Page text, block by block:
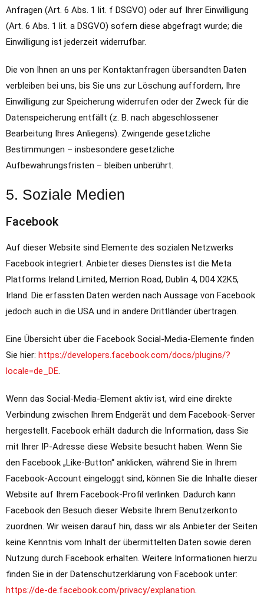
Anfragen (Art. 6 Abs. 1 lit. f DSGVO) oder auf Ihrer Einwilligung
(Art. 6 Abs. 1 lit. a DSGVO) sofern diese abgefragt wurde; die
Einwilligung ist jederzeit widerrufbar.
Die von Ihnen an uns per Kontaktanfragen übersandten Daten
verbleiben bei uns, bis Sie uns zur Löschung auffordern, Ihre
Einwilligung zur Speicherung widerrufen oder der Zweck für die
Datenspeicherung entfällt (z. B. nach abgeschlossener
Bearbeitung Ihres Anliegens). Zwingende gesetzliche
Bestimmungen – insbesondere gesetzliche
Aufbewahrungsfristen – bleiben unberührt.
5. Soziale Medien
Facebook
Auf dieser Website sind Elemente des sozialen Netzwerks
Facebook integriert. Anbieter dieses Dienstes ist die Meta
Platforms Ireland Limited, Merrion Road, Dublin 4, D04 X2K5,
Irland. Die erfassten Daten werden nach Aussage von Facebook
jedoch auch in die USA und in andere Drittländer übertragen.
Eine Übersicht über die Facebook Social-Media-Elemente finden
Sie hier: https://developers.facebook.com/docs/plugins/?
locale=de_DE.
Wenn das Social-Media-Element aktiv ist, wird eine direkte
Verbindung zwischen Ihrem Endgerät und dem Facebook-Server
hergestellt. Facebook erhält dadurch die Information, dass Sie
mit Ihrer IP-Adresse diese Website besucht haben. Wenn Sie
den Facebook „Like-Button“ anklicken, während Sie in Ihrem
Facebook-Account eingeloggt sind, können Sie die Inhalte dieser
Website auf Ihrem Facebook-Profil verlinken. Dadurch kann
Facebook den Besuch dieser Website Ihrem Benutzerkonto
zuordnen. Wir weisen darauf hin, dass wir als Anbieter der Seiten
keine Kenntnis vom Inhalt der übermittelten Daten sowie deren
Nutzung durch Facebook erhalten. Weitere Informationen hierzu
finden Sie in der Datenschutzerklärung von Facebook unter:
https://de-de.facebook.com/privacy/explanation.